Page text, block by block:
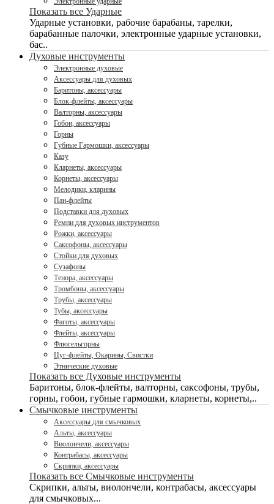
Показать все Ударные
Ударные установки, рабочие барабаны, тарелки,
барабанные палочки, электронные ударные установки,
бас..
Духовые инструменты
Электронные духовые
Аксессуары для духовых
Баритоны, аксессуары
Блок-флейты, аксессуары
Валторны, аксессуары
Гобои, аксессуары
Горны
Губные Гармошки, аксессуары
Казу
Кларнеты, аксессуары
Корнеты, аксессуары
Мелодики, кларины
Пан-флейты
Подставки для духовых
Ремни для духовых инструментов
Рожки, аксессуары
Саксофоны, аксессуары
Стойки для духовых
Сузафоны
Тенора, аксессуары
Тромбоны, аксессуары
Трубы, аксессуары
Тубы, аксессуары
Фаготы, аксессуары
Флейты, аксессуары
Флюгельгорны
Цуг-флейты, Окарины, Свистки
Этнические духовые
Показать все Духовые инструменты
Баритоны, блок-флейты, валторны, саксофоны, трубы,
горны, гобои, губные гармошки, кларнеты, корнеты,..
Смычковые инструменты
Аксессуары для смычковых
Альты, аксессуары
Виолончели, аксессуары
Контрабасы, аксессуары
Скрипки, аксессуары
Показать все Смычковые инструменты
Скрипки, альты, виолончели, контрабасы, аксессуары
для смычковых...